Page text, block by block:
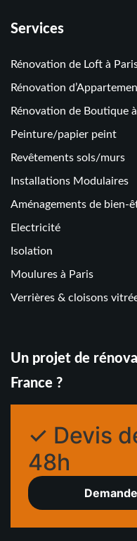
Services
Rénovation de Loft à
Rénovation
Rénovation de Boutique
Peinture/papier peint
Revêtements sols/murs
Installations Modulaires
Aménagements de bien-
Electricité
Isolation
Moulures à Paris
Verrières & cloisons
Un projet de
France ?
✓ Devis
48h